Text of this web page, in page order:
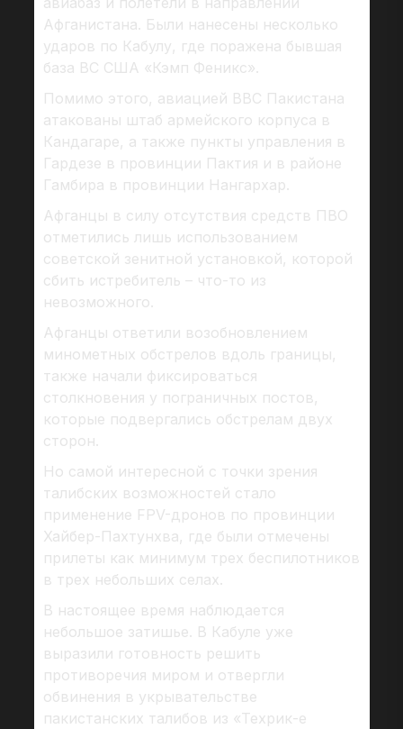
Афганистана. Были нанесены несколько
ударов по Кабулу, где поражена бывшая
база ВС США «Кэмп Феникс».
Помимо этого, авиацией ВВС Пакистана
атакованы штаб армейского корпуса в
Кандагаре, а также пункты управления в
Гардезе в провинции Пактия и в районе
Гамбира в провинции Нангархар.
Афганцы в силу отсутствия средств ПВО
отметились лишь использованием
советской зенитной установкой, которой
сбить истребитель – что-то из
невозможного.
Афганцы ответили возобновлением
минометных обстрелов вдоль границы,
также начали фиксироваться
столкновения у пограничных постов,
которые подвергались обстрелам двух
сторон.
Но самой интересной с точки зрения
талибских возможностей стало
применение FPV-дронов по провинции
Хайбер-Пахтунхва, где были отмечены
прилеты как минимум трех беспилотников
в трех небольших селах.
В настоящее время наблюдается
небольшое затишье. В Кабуле уже
выразили готовность решить
противоречия миром и отвергли
обвинения в укрывательстве
пакистанских талибов из «Техрик-е